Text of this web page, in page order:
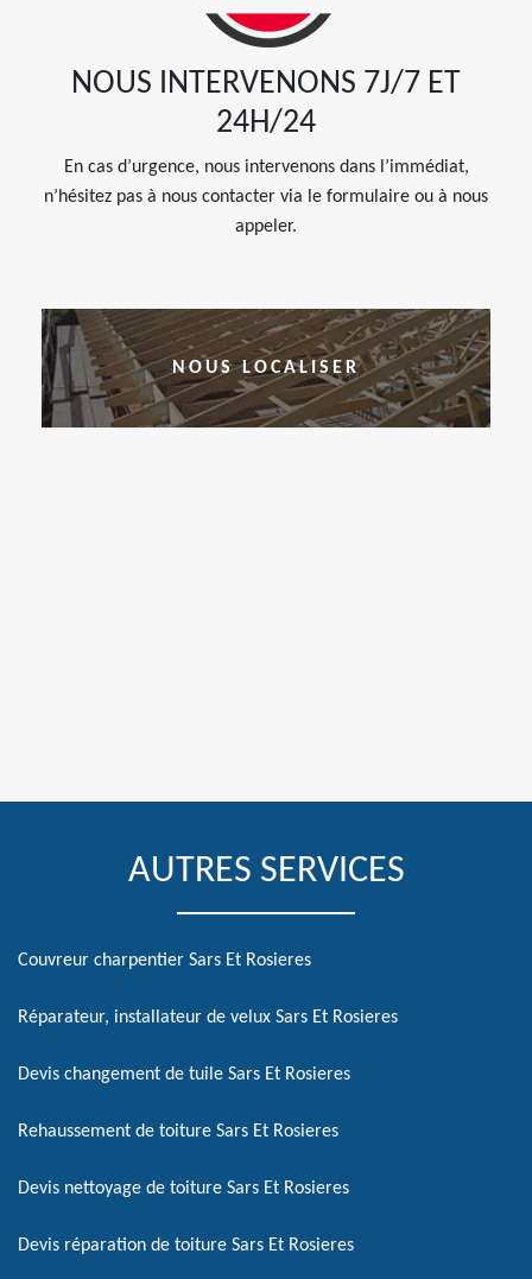
NOUS INTERVENONS 7J/7 ET
24H/24
En cas d’urgence, nous intervenons dans l’immédiat,
n’hésitez pas à nous contacter via le formulaire ou à nous
appeler.
NOUS LOCALISER
AUTRES SERVICES
Couvreur charpentier Sars Et Rosieres
Réparateur, installateur de velux Sars Et Rosieres
Devis changement de tuile Sars Et Rosieres
Rehaussement de toiture Sars Et Rosieres
Devis nettoyage de toiture Sars Et Rosieres
Devis réparation de toiture Sars Et Rosieres